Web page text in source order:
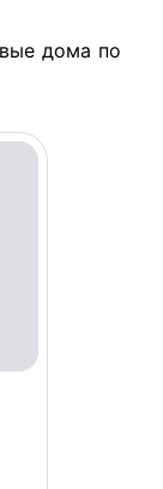
дома по